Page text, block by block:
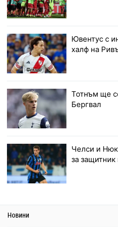
Ювентус с
халф на
Тотнъм ще
Бергвал
Челси и
за защитник
Новини